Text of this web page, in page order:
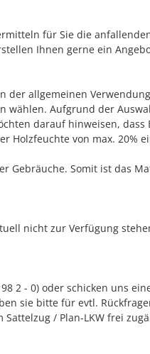
für Sie die
Ihnen gerne ein
allgemeinen
wählen. Aufgrund der
darauf hinweisen, dass
Holzfeuchte von max. 20%
Gebräuche. Somit ist das
nicht zur Verfügung
2 - 0) oder schicken uns
sie bitte für evtl.
/ Plan-LKW frei